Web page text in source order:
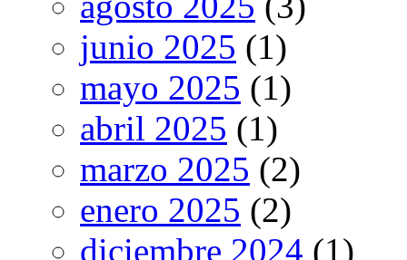
junio 2025 (1)
mayo 2025 (1)
abril 2025 (1)
marzo 2025 (2)
enero 2025 (2)
diciembre 2024 (1)